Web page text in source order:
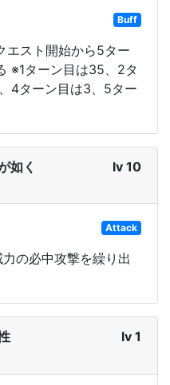
Buff
エスト開始から5ター
※1ターン目は35、2タ
4ターン目は3、5ター
如く lv 10
Attack
の必中攻撃を繰り出
lv 1